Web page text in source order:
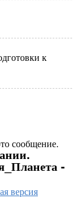
к
сообщение.
-
версия